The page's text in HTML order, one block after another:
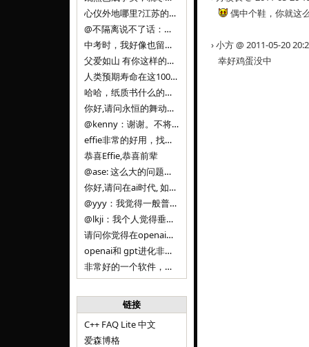
心仪外地哪里?江苏的？顺其自然，全面发展才是。
@不隔离说不了话：确实，一晃三年。
中考时，我好像也留言过的，可乐好像和我们考得差不多。 一晃三年，我们江苏24年，物化生612分，女孩。 其实高考只是长跑的
父爱如山 有你这样的父亲做后盾，可乐未来的路一定会走得踏实又精彩
人类预期寿命在这100年，每2-3年增长一岁，到你们这一代大概率能到100岁，46岁还是正当年,可能不是八九点中的太阳了，但还是1
哈哈，纸质书什么的目前没有打算和计划，微信读书我不太熟悉，研究看看。目前，我只发在自己博客和起点上。关于小说内容方面，谢谢你的建议
你好,请问永恒的舞动什么时候可以出版纸质书,或者登陆微信读书.另外小说内容能不能更大气一些,不要只是局限于与一对男女的爱情和ai安
@kenny：谢谢。不将GIF显示为动图，主要是考虑到Effie本身的“极简、无干扰”的设计哲学，动图无疑是“干扰”之一。
effie非常的好用，找了很多年，终于找到这款，已经推荐给身边不少朋友使用和付费。有个小建议，文档里面是否可以增加gif的动图显示
恭喜Effie,恭喜前辈
@ase: 这么大的问题，我觉得我并没有答案。又或者说，每个人（公司）有自己的答案。
你好,请问在ai时代, 如何做软件. 是像以前那样,先构建软件的功能界面和服务,比如Office,嘀嘀打车,airbnb那样的界面
@yyy：我觉得一般普通人（非技术类以及非AI专业领域的人）会接触到的大语言模型肯定是大厂的超级模型。开源模型以后会更多被用在垂直
@lkji：我个人觉得垂直模型会自成一条发展线路的。AI 落地实际应用，一定还是垂直领域会更多。只是，垂直领域每个领域都不大，所以
请问你觉得在openai大语言模型一日千里的情况下，人们还需要去了解学习理解使用开源模型吗，还是说只需要使用openai的大语言模
openai和 gpt进化非常快， 还有垂直模型的机会吗
非常好的一个软件，恭喜。
链接
C++ FAQ Lite 中文
爱森博格
偶中个鞋，你就这
› 小方 @ 2011-05-20
幸好鸡蛋没中